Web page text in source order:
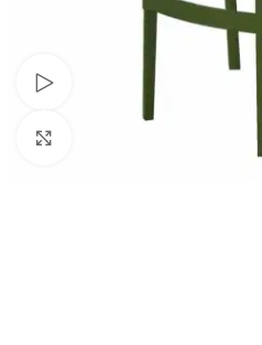
Schau Video